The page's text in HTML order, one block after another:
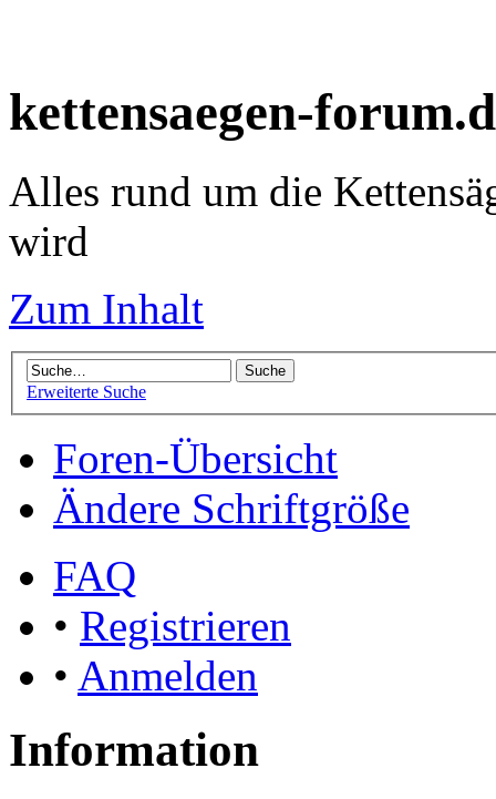
kettensaegen-
Alles rund um die
wird
Zum Inhalt
Erweiterte Suche
Foren-Übersicht
Ändere Schriftgröße
FAQ
• Registrieren
• Anmelden
Information